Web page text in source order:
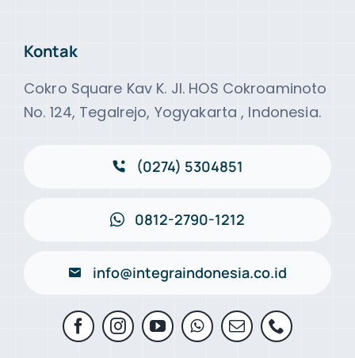
Kontak
Cokro Square Kav K. Jl. HOS Cokroaminoto
No. 124, Tegalrejo, Yogyakarta , Indonesia.
(0274) 5304851
0812-2790-1212
info@integraindonesia.co.id